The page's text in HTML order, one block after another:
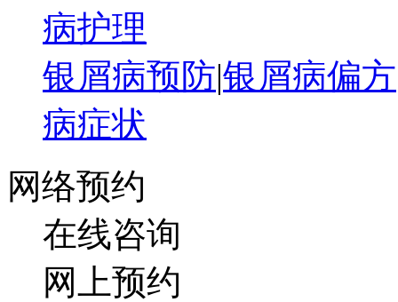
病护理
银屑病预防|银屑病偏方
病症状
网络预约
在线咨询
网上预约